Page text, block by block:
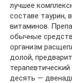
лучшее
составе таурин,
витаминов.
обычные
организм
долой,
десять —